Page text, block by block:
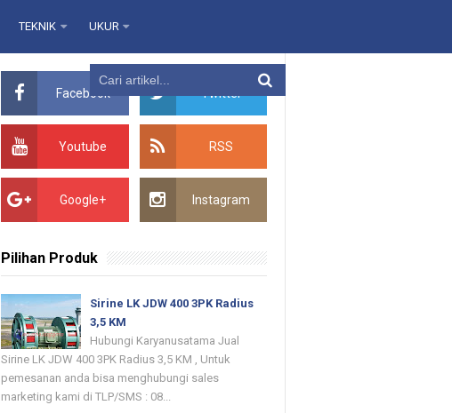
TEKNIK UKUR
Facebook Twitter
Youtube RSS
Google+ Instagram
Pilihan Produk
Sirine LK JDW 400 3PK Radius
3,5 KM
Hubungi Karyanusatama Jual
Sirine LK JDW 400 3PK Radius 3,5 KM , Untuk
pemesanan anda bisa menghubungi sales
marketing kami di TLP/SMS : 08...